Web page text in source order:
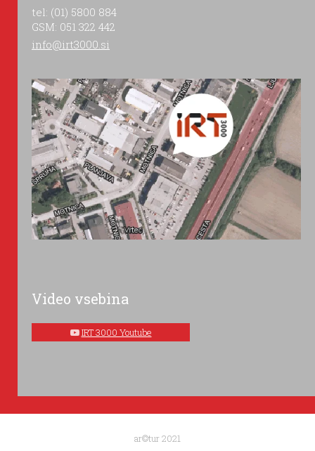
tel: (01) 5800 884
GSM: 051 322 442
info@irt3000.si
Video vsebina
IRT 3000 Youtube
ar©tur 2021